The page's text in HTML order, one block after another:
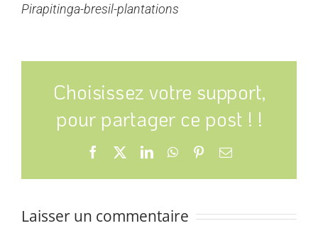
Pirapitinga-bresil-plantations
Choisissez votre support,
pour partager ce post ! !
Facebook
X LinkedInWhatsApp
PinterestEmail
Laisser un commentaire